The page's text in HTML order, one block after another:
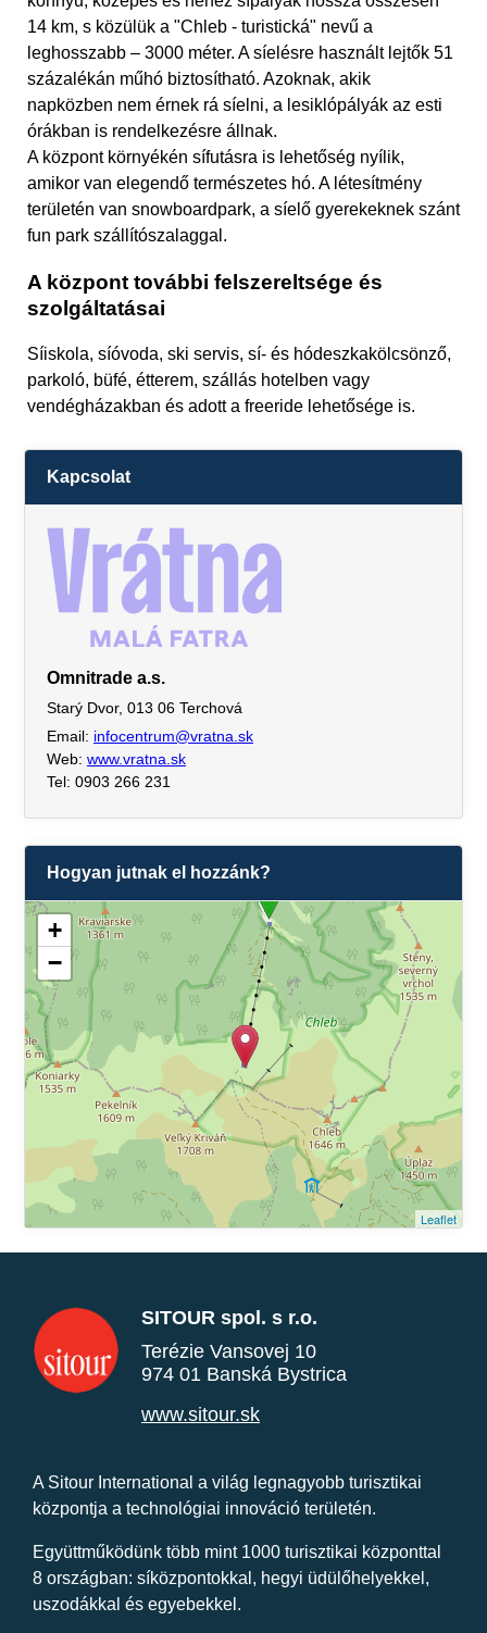
14 km, s közülük a "Chleb - turistická" nevű a
leghosszabb – 3000 méter. A síelésre használt lejtők 51
százalékán műhó biztosítható. Azoknak, akik
napközben nem érnek rá síelni, a lesiklópályák az esti
órákban is rendelkezésre állnak.
A központ környékén sífutásra is lehetőség nyílik,
amikor van elegendő természetes hó. A létesítmény
területén van snowboardpark, a síelő gyerekeknek szánt
fun park szállítószalaggal.
A központ további felszereltsége és
szolgáltatásai
Síiskola, síóvoda, ski servis, sí- és hódeszkakölcsönző,
parkoló, büfé, étterem, szállás hotelben vagy
vendégházakban és adott a freeride lehetősége is.
Kapcsolat
Omnitrade a.s.
Starý Dvor, 013 06 Terchová
Email: infocentrum@vratna.sk
Web: www.vratna.sk
Tel: 0903 266 231
Hogyan jutnak el hozzánk?
+
−
Leaflet
SITOUR spol. s r.o.
Terézie Vansovej 10
974 01 Banská Bystrica
www.sitour.sk
A Sitour International a világ legnagyobb turisztikai
központja a technológiai innováció területén.
Együttműködünk több mint 1000 turisztikai központtal
8 országban: síközpontokkal, hegyi üdülőhelyekkel,
uszodákkal és egyebekkel.